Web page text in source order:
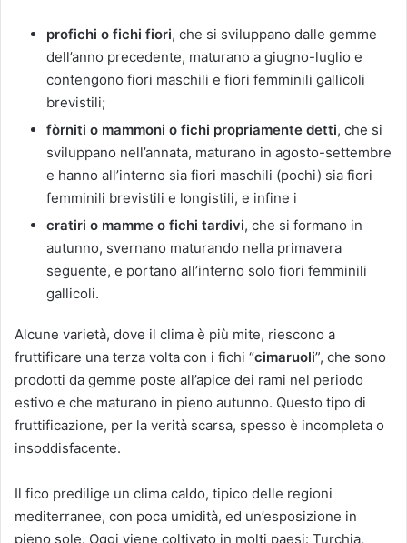
profichi o fichi fiori, che si sviluppano dalle gemme
dell’anno precedente, maturano a giugno-luglio e
contengono fiori maschili e fiori femminili gallicoli
brevistili;
fòrniti o mammoni o fichi propriamente detti, che si
sviluppano nell’annata, maturano in agosto-settembre
e hanno all’interno sia fiori maschili (pochi) sia fiori
femminili brevistili e longistili, e infine i
cratiri o mamme o fichi tardivi, che si formano in
autunno, svernano maturando nella primavera
seguente, e portano all’interno solo fiori femminili
gallicoli.
Alcune varietà, dove il clima è più mite, riescono a
fruttificare una terza volta con i fichi “cimaruoli”, che sono
prodotti da gemme poste all’apice dei rami nel periodo
estivo e che maturano in pieno autunno. Questo tipo di
fruttificazione, per la verità scarsa, spesso è incompleta o
insoddisfacente.
Il fico predilige un clima caldo, tipico delle regioni
mediterranee, con poca umidità, ed un’esposizione in
pieno sole. Oggi viene coltivato in molti paesi: Turchia,